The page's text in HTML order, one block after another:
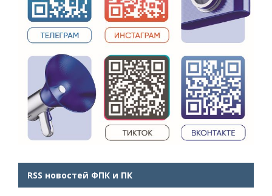
RSS новостей ФПК и ПК